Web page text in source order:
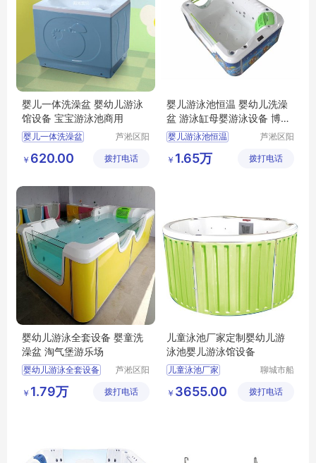
婴儿一体洗澡盆 婴幼儿游泳
馆设备 宝宝游泳池商用
婴儿一体洗澡盆
宝宝游泳池商用
芦淞区阳
童游泳馆
￥ 620.00 拨打电话
婴儿游泳池恒温 婴幼儿洗澡
盆 游泳缸母婴游泳设备 博特
朗
婴儿游泳池恒温
游泳缸母婴游泳设备
芦淞区阳
童游泳馆
￥ 1.65万 拨打电话
婴幼儿游泳全套设备 婴童洗
澡盆 淘气堡游乐场
婴幼儿游泳全套设备
淘气堡游乐场
芦淞区阳
童游泳馆
￥ 1.79万 拨打电话
儿童泳池厂家定制婴幼儿游
泳池婴儿游泳馆设备
儿童泳池厂家
婴儿游泳馆设备
聊城市船
乐设备有
￥ 3655.00 拨打电话